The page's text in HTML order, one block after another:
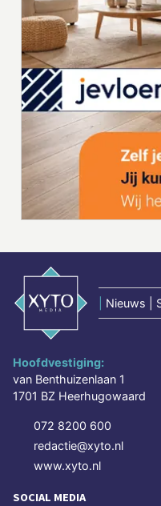
Nieuws |
Hoofdvestiging:
van Benthuizenlaan 1
1701 BZ Heerhugowaard
072 8200 600
redactie@xyto.nl
www.xyto.nl
SOCIAL MEDIA